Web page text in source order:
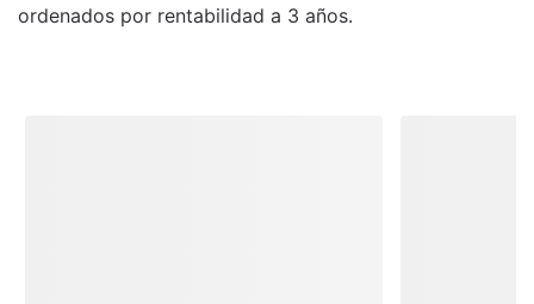
ordenados por rentabilidad a 3 años.